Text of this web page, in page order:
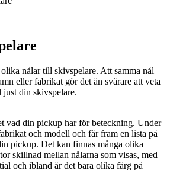
nålar till skivspelare. Att samma nål
eller fabrikat gör det än svårare att veta
din skivspelare.
vad din pickup har för beteckning. Under
och modell och får fram en lista på
pickup. Det kan finnas många olika
skillnad mellan nålarna som visas, med
och ibland är det bara olika färg på